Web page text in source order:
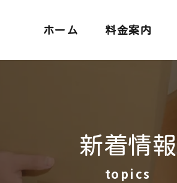
ホーム 料金案内
新着情報
topics